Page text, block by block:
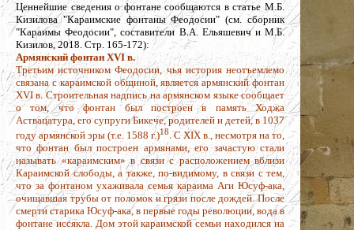
Ценнейшие сведения о фонтане сообщаются в статье М.Б.
Кизилова "Караимские фонтаны Феодосии" (см. сборник
"Караимы Феодосии", составители В.А. Ельяшевич и М.Б.
Кизилов, 2018. Стр. 165-172):
Армянский фонтан XVI в.
Третьим источником Феодосии, чья история неотъемлемо
связана с караимской общиной, является армянский фонтан
XVI в. Строительная надпись на армянском языке сообщает
о том, что фонтан был построен в память Ходжа
Аствацатура, его супруги Бикече, родителей и детей, в 1037
году армянской эры (т.е. 1588 г.)18. С XIX в., несмотря на то,
что фонтан был построен армянами, его зачастую стали
называть «караимским» в связи с расположением вблизи
Караимской слободы, а также, по-видимому, в связи с тем,
что за фонтаном ухаживала семья караима Аги Юсуф-ака,
очищавшая трубы от поломок и грязи после дождей. После
смерти старика Юсуф-ака, в первые годы революции, вода в
фонтане иссякла. Дом этой караимской семьи находился на